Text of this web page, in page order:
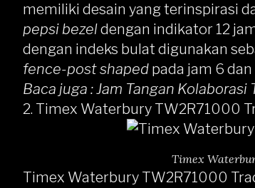
memiliki desain yang terinspirasi
pepsi bezeldengan indikator 12
dengan indeks bulat digunakan
fence-post shaped pada jam 6 dan
Baca juga :Jam Tangan Kolaborasi
2. Timex Waterbury TW2R71000
Timex
Timex Waterbury TW2R71000